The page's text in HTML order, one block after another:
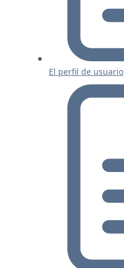
El perfil de usuario